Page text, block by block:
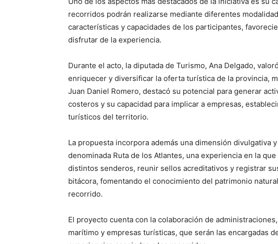
recorridos podrán realizarse mediante diferentes
características y capacidades de los participantes,
disfrutar de la experiencia.
Durante el acto, la diputada de Turismo, Ana Delgado,
enriquecer y diversificar la oferta turística de la provincia,
Juan Daniel Romero, destacó su potencial para generar
costeros y su capacidad para implicar a empresas,
turísticos del territorio.
La propuesta incorpora además una dimensión divulgativa
denominada Ruta de los Atlantes, una experiencia en la
distintos senderos, reunir sellos acreditativos y registrar
bitácora, fomentando el conocimiento del patrimonio
recorrido.
El proyecto cuenta con la colaboración de
marítimo y empresas turísticas, que serán las encargadas